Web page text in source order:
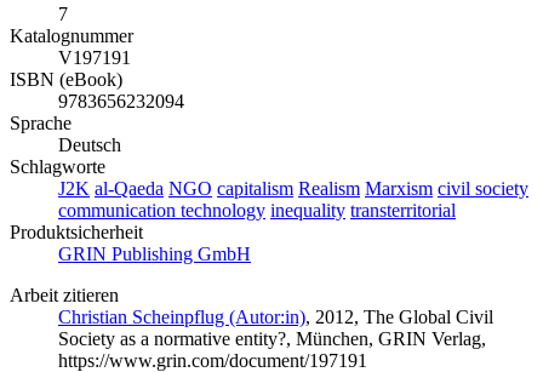
7
Katalognummer
V197191
ISBN (eBook)
9783656232094
Sprache
Deutsch
Schlagworte
J2K al-Qaeda NGO capitalism Realism Marxism civil society
communication technology inequality transterritorial
Produktsicherheit
GRIN Publishing GmbH
Arbeit zitieren
Christian Scheinpflug (Autor:in), 2012, The Global Civil
Society as a normative entity?, München, GRIN Verlag,
https://www.grin.com/document/197191